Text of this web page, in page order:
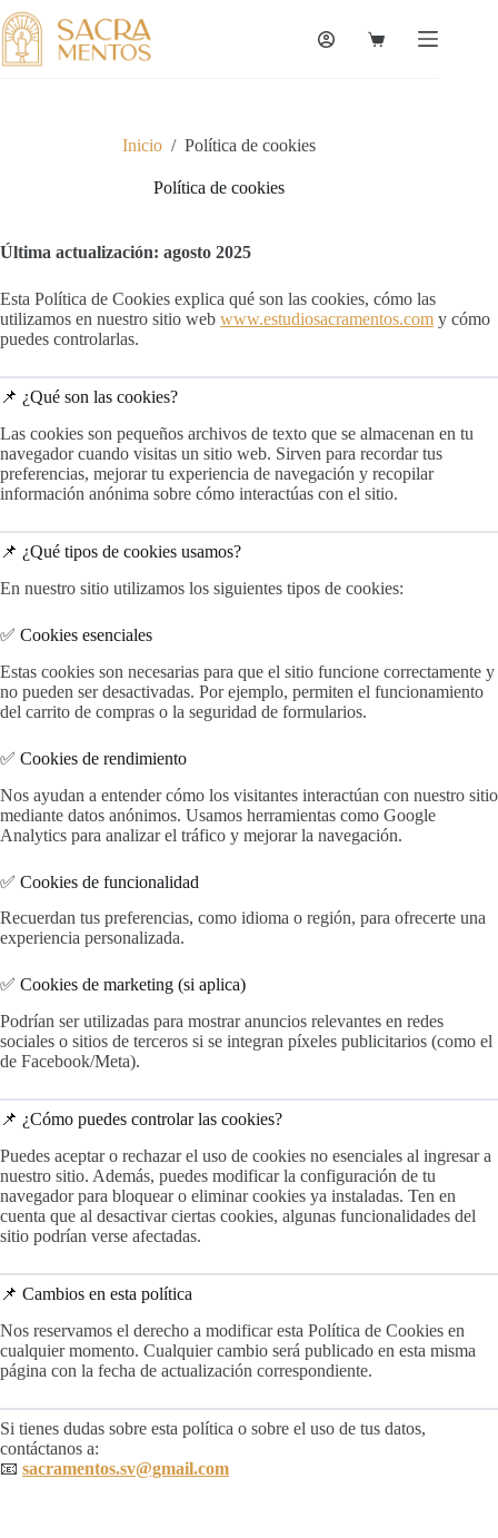
Saltar
al
contenido
Carro
Inicio / Política de cookies
Política de cookies
Última actualización: agosto 2025
Esta Política de Cookies explica qué son las cookies, cómo las
utilizamos en nuestro sitio web www.estudiosacramentos.com y cómo
puedes controlarlas.
📌 ¿Qué son las cookies?
Las cookies son pequeños archivos de texto que se almacenan en tu
navegador cuando visitas un sitio web. Sirven para recordar tus
preferencias, mejorar tu experiencia de navegación y recopilar
información anónima sobre cómo interactúas con el sitio.
📌 ¿Qué tipos de cookies usamos?
En nuestro sitio utilizamos los siguientes tipos de cookies:
✅ Cookies esenciales
Estas cookies son necesarias para que el sitio funcione correctamente y
no pueden ser desactivadas. Por ejemplo, permiten el funcionamiento
del carrito de compras o la seguridad de formularios.
✅ Cookies de rendimiento
Nos ayudan a entender cómo los visitantes interactúan con nuestro sitio
mediante datos anónimos. Usamos herramientas como Google
Analytics para analizar el tráfico y mejorar la navegación.
✅ Cookies de funcionalidad
Recuerdan tus preferencias, como idioma o región, para ofrecerte una
experiencia personalizada.
✅ Cookies de marketing (si aplica)
Podrían ser utilizadas para mostrar anuncios relevantes en redes
sociales o sitios de terceros si se integran píxeles publicitarios (como el
de Facebook/Meta).
📌 ¿Cómo puedes controlar las cookies?
Puedes aceptar o rechazar el uso de cookies no esenciales al ingresar a
nuestro sitio. Además, puedes modificar la configuración de tu
navegador para bloquear o eliminar cookies ya instaladas. Ten en
cuenta que al desactivar ciertas cookies, algunas funcionalidades del
sitio podrían verse afectadas.
📌 Cambios en esta política
Nos reservamos el derecho a modificar esta Política de Cookies en
cualquier momento. Cualquier cambio será publicado en esta misma
página con la fecha de actualización correspondiente.
Si tienes dudas sobre esta política o sobre el uso de tus datos,
contáctanos a:
📧 sacramentos.sv@gmail.com